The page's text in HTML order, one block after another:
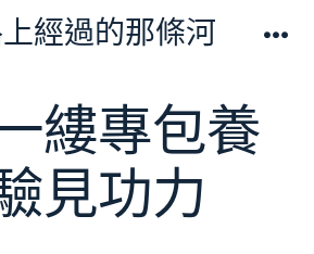
經過的那條河
縷專包養
見功力